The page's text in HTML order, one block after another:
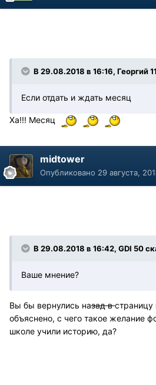
В 29.08.2018 в 16:16, Георгий
Если отдать и ждать месяц
Ха!!! Месяц
midtower
Опубликовано 29 августа,
В 29.08.2018 в 16:42, GDI 50
Ваше мнение?
Вы бы вернулись назад встраницу
объяснено, с чего такое желание
школе учили историю, да?